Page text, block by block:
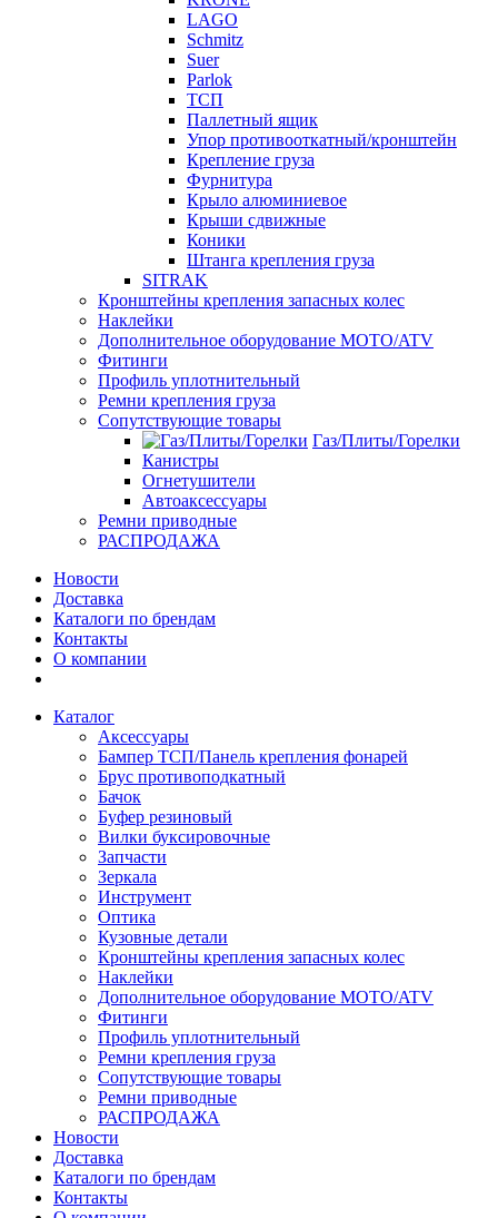
LAGO
Schmitz
Suer
Parlok
ТСП
Паллетный ящик
Упор противооткатный/кронштейн
Крепление груза
Фурнитура
Крыло алюминиевое
Крыши сдвижные
Коники
Штанга крепления груза
SITRAK
Кронштейны крепления запасных колес
Наклейки
Дополнительное оборудование MOTO/ATV
Фитинги
Профиль уплотнительный
Ремни крепления груза
Сопутствующие товары
Газ/Плиты/Горелки
Канистры
Огнетушители
Автоаксессуары
Ремни приводные
РАСПРОДАЖА
Новости
Доставка
Каталоги по брендам
Контакты
О компании
Каталог
Аксессуары
Бампер ТСП/Панель крепления фонарей
Брус противоподкатный
Бачок
Буфер резиновый
Вилки буксировочные
Запчасти
Зеркала
Инструмент
Оптика
Кузовные детали
Кронштейны крепления запасных колес
Наклейки
Дополнительное оборудование MOTO/ATV
Фитинги
Профиль уплотнительный
Ремни крепления груза
Сопутствующие товары
Ремни приводные
РАСПРОДАЖА
Новости
Доставка
Каталоги по брендам
Контакты